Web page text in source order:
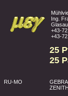
Ing.
+43-
+43-
25
25
RU-MO